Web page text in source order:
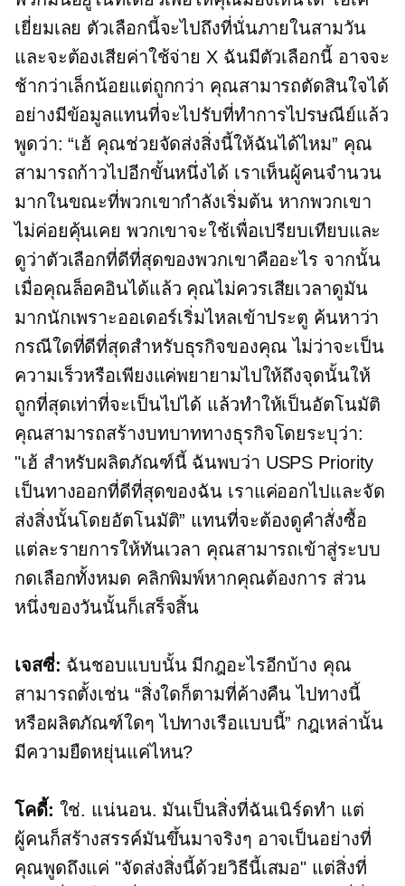
เยี่ยมเลย ตัวเลือกนี้จะไปถึงที่นั่นภายในสามวัน
และจะต้องเสียค่าใช้จ่าย X ฉันมีตัวเลือกนี้ อาจจะ
ช้ากว่าเล็กน้อยแต่ถูกกว่า คุณสามารถตัดสินใจได้
อย่างมีข้อมูลแทนที่จะไปรับที่ทำการไปรษณีย์แล้ว
พูดว่า: “เฮ้ คุณช่วยจัดส่งสิ่งนี้ให้ฉันได้ไหม” คุณ
สามารถก้าวไปอีกขั้นหนึ่งได้ เราเห็นผู้คนจำนวน
มากในขณะที่พวกเขากำลังเริ่มต้น หากพวกเขา
ไม่ค่อยคุ้นเคย พวกเขาจะใช้เพื่อเปรียบเทียบและ
ดูว่าตัวเลือกที่ดีที่สุดของพวกเขาคืออะไร จากนั้น
เมื่อคุณล็อคอินได้แล้ว คุณไม่ควรเสียเวลาดูมัน
มากนักเพราะออเดอร์เริ่มไหลเข้าประตู ค้นหาว่า
กรณีใดที่ดีที่สุดสำหรับธุรกิจของคุณ ไม่ว่าจะเป็น
ความเร็วหรือเพียงแค่พยายามไปให้ถึงจุดนั้นให้
ถูกที่สุดเท่าที่จะเป็นไปได้ แล้วทำให้เป็นอัตโนมัติ
คุณสามารถสร้างบทบาททางธุรกิจโดยระบุว่า:
"เฮ้ สำหรับผลิตภัณฑ์นี้ ฉันพบว่า USPS Priority
เป็นทางออกที่ดีที่สุดของฉัน เราแค่ออกไปและจัด
ส่งสิ่งนั้นโดยอัตโนมัติ” แทนที่จะต้องดูคำสั่งซื้อ
แต่ละรายการให้ทันเวลา คุณสามารถเข้าสู่ระบบ
กดเลือกทั้งหมด คลิกพิมพ์หากคุณต้องการ ส่วน
หนึ่งของวันนั้นก็เสร็จสิ้น
เจสซี่: ฉันชอบแบบนั้น มีกฎอะไรอีกบ้าง คุณ
สามารถตั้งเช่น “สิ่งใดก็ตามที่ค้างคืน ไปทางนี้
หรือผลิตภัณฑ์ใดๆ ไปทางเรือแบบนี้” กฎเหล่านั้น
มีความยืดหยุ่นแค่ไหน?
โคดี้: ใช่. แน่นอน. มันเป็นสิ่งที่ฉันเนิร์ดทำ แต่
ผู้คนก็สร้างสรรค์มันขึ้นมาจริงๆ อาจเป็นอย่างที่
คุณพูดถึงแค่ "จัดส่งสิ่งนี้ด้วยวิธีนี้เสมอ" แต่สิ่งที่